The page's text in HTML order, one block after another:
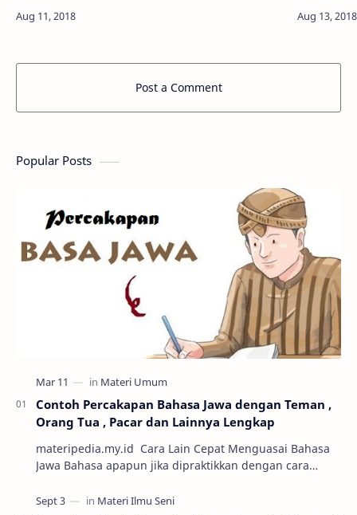
Post a Comment
Popular Posts
Contoh Percakapan Bahasa Jawa dengan Teman ,
Orang Tua , Pacar dan Lainnya Lengkap
materipedia.my.id Cara Lain Cepat Menguasai Bahasa
Jawa Bahasa apapun jika dipraktikkan dengan cara